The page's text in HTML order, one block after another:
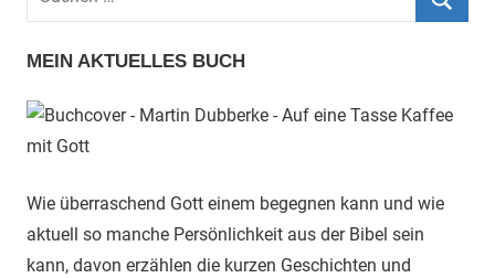
nach:
MEIN AKTUELLES BUCH
Wie überraschend Gott einem begegnen kann und wie
aktuell so manche Persönlichkeit aus der Bibel sein
kann, davon erzählen die kurzen Geschichten und